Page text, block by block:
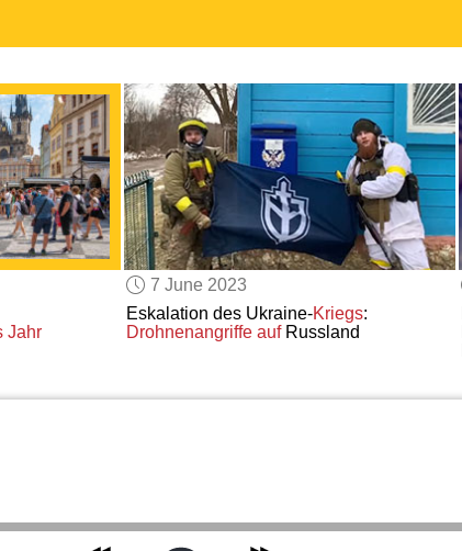
Jahr
7 June 2023
Eskalation des Ukraine-Kriegs:
Drohnenangriffe aufRussland